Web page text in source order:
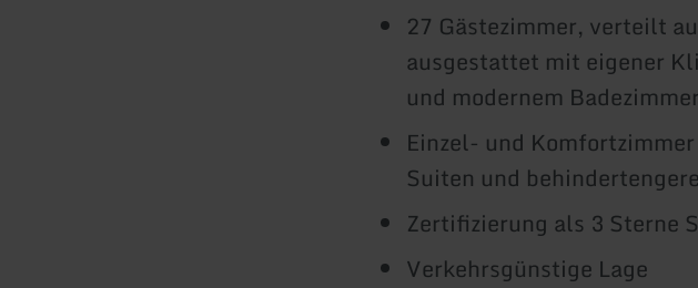
27 Gästezimmer, verteilt
ausgestattet mit eigener
und modernem Badezimmer
Einzel- und
Suiten und
Zertifizierung als 3 Sterne
Verkehrsgünstige Lage